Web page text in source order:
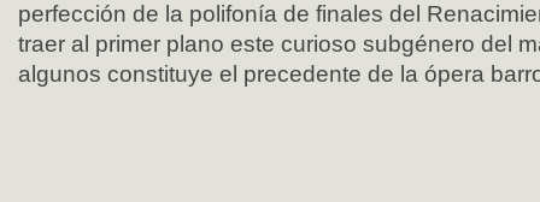
perfección de la polifonía de finales del
traer al primer plano este curioso subgénero del
algunos constituye el precedente de la ópera